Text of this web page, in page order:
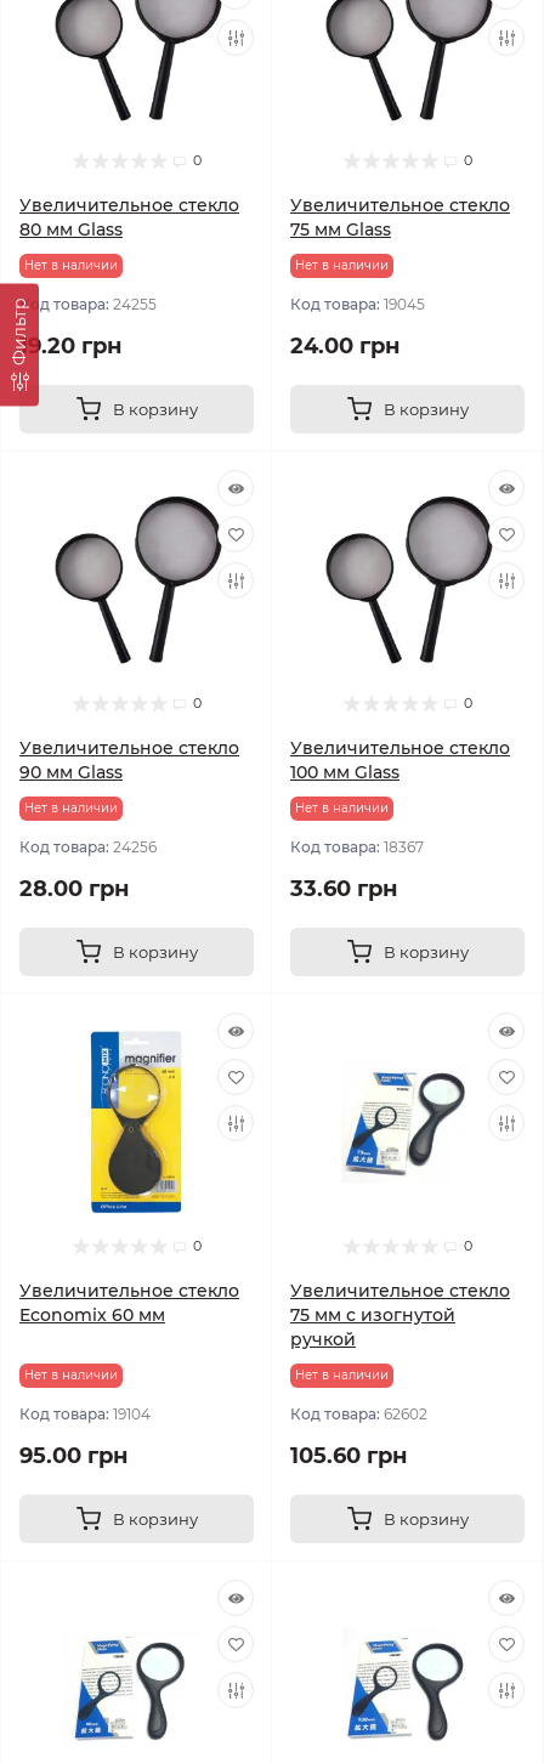
Фильтр
0
Увеличительное стекло
80 мм Glass
Нет в наличии
Код товара: 24255
19.20 грн
В корзину
0
Увеличительное стекло
75 мм Glass
Нет в наличии
Код товара: 19045
24.00 грн
В корзину
0
Увеличительное стекло
90 мм Glass
Нет в наличии
Код товара: 24256
28.00 грн
В корзину
0
Увеличительное стекло
100 мм Glass
Нет в наличии
Код товара: 18367
33.60 грн
В корзину
0
Увеличительное стекло
Economix 60 мм
Нет в наличии
Код товара: 19104
95.00 грн
В корзину
0
Увеличительное стекло
75 мм с изогнутой
ручкой
Нет в наличии
Код товара: 62602
105.60 грн
В корзину